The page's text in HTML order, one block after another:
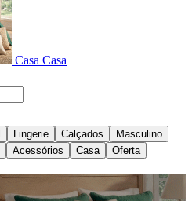
Casa Casa
Lingerie Calçados
Masculino
Acessórios Casa Oferta